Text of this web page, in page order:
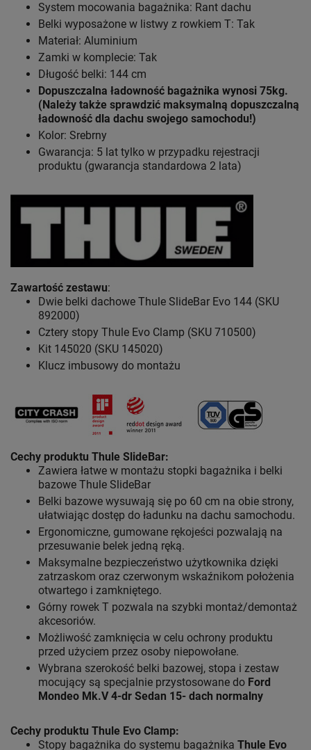
System mocowania bagażnika: Rant dachu
Belki wyposażone w listwy z rowkiem T: Tak
Materiał: Aluminium
Zamki w komplecie: Tak
Długość belki: 144 cm
Dopuszczalna ładowność bagażnika wynosi 75kg.
(Należy także sprawdzić maksymalną dopuszczalną
ładowność dla dachu swojego samochodu!)
Kolor: Srebrny
Gwarancja: 5 lat tylko w przypadku rejestracji
produktu (gwarancja standardowa 2 lata)
Zawartość zestawu:
Dwie belki dachowe Thule SlideBar Evo 144 (SKU
892000)
Cztery stopy Thule Evo Clamp (SKU 710500)
Kit 145020 (SKU 145020)
Klucz imbusowy do montażu
Cechy produktu Thule SlideBar:
Zawiera łatwe w montażu stopki bagażnika i belki
bazowe Thule SlideBar
Belki bazowe wysuwają się po 60 cm na obie strony,
ułatwiając dostęp do ładunku na dachu samochodu.
Ergonomiczne, gumowane rękojeści pozwalają na
przesuwanie belek jedną ręką.
Maksymalne bezpieczeństwo użytkownika dzięki
zatrzaskom oraz czerwonym wskaźnikom położenia
otwartego i zamkniętego.
Górny rowek T pozwala na szybki montaż/demontaż
akcesoriów.
Możliwość zamknięcia w celu ochrony produktu
przed użyciem przez osoby niepowołane.
Wybrana szerokość belki bazowej, stopa i zestaw
mocujący są specjalnie przystosowane do Ford
Mondeo Mk.V 4-dr Sedan 15- dach normalny
Cechy produktu Thule Evo Clamp:
Stopy bagażnika do systemu bagażnika Thule Evo